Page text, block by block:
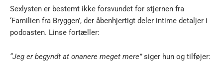
Sexlysten er bestemt ikke forsvundet for stjernen fra
‘Familien fra Bryggen’, der åbenhjertigt deler intime detaljer i
podcasten. Linse fortæller:
“Jeg er begyndt at onanere meget mere”siger hun og tilføjer: